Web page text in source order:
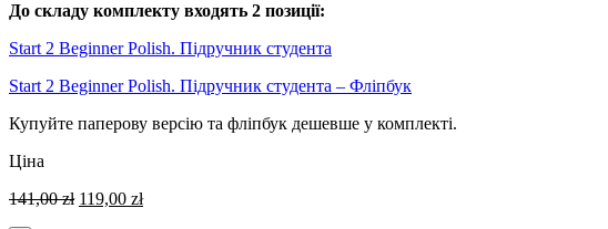
До складу комплекту входять 2 позиції:
Start 2 Beginner Polish. Підручник студента
Start 2 Beginner Polish. Підручник студента – Фліпбук
Купуйте паперову версію та фліпбук дешевше у комплекті.
Ціна
141,00zł Оригінальна
119,00 złПоточна